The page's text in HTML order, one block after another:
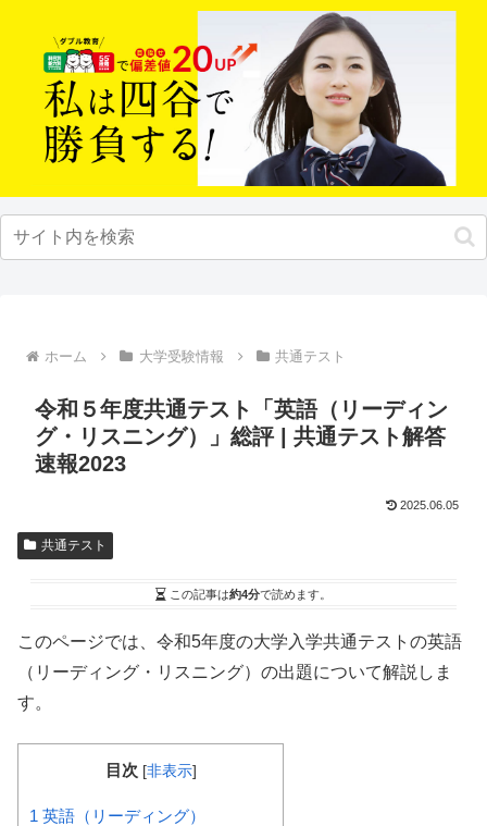
ホーム 大学受験情報 共通テスト
令和５年度共通テスト「英語（リーディン
グ・リスニング）」総評 | 共通テスト解答
速報2023
2025.06.05
共通テスト
この記事は約4分で読めます。
このページでは、令和5年度の大学入学共通テストの英語
（リーディング・リスニング）の出題について解説しま
す。
目次 [非表示]
1 英語（リーディング）